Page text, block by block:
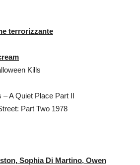
terrorizzante
Kills
A Quiet Place Part II
Part Two 1978
Sophia Di Martino, Owen